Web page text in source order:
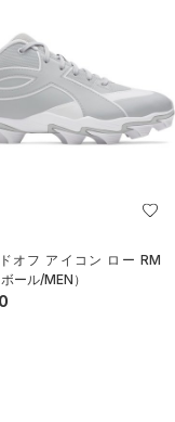
オフ アイコン ロー RM
ール/MEN）